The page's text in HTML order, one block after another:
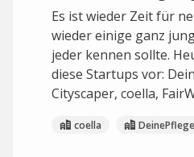
Es ist wieder Zeit für
wieder einige ganz
jeder kennen sollte.
diese Startups vor:
Cityscaper, coella,
coella DeinePflege